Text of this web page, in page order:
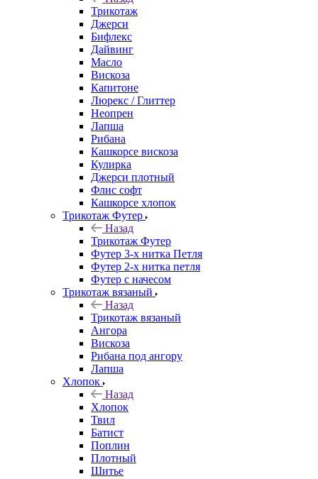
Трикотаж
Джерси
Бифлекс
Дайвинг
Масло
Вискоза
Капитоне
Люрекс / Глиттер
Неопрен
Лапша
Рибана
Кашкорсе вискоза
Кулирка
Джерси плотный
Флис софт
Кашкорсе хлопок
Трикотаж Футер
Назад
Трикотаж Футер
Футер 3-х нитка Петля
Футер 2-х нитка петля
Футер с начесом
Трикотаж вязаный
Назад
Трикотаж вязаный
Ангора
Вискоза
Рибана под ангору
Лапша
Хлопок
Назад
Хлопок
Твил
Батист
Поплин
Плотный
Шитье